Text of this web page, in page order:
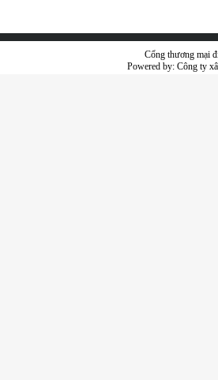
Cổng thương mại
Powered by: Công ty